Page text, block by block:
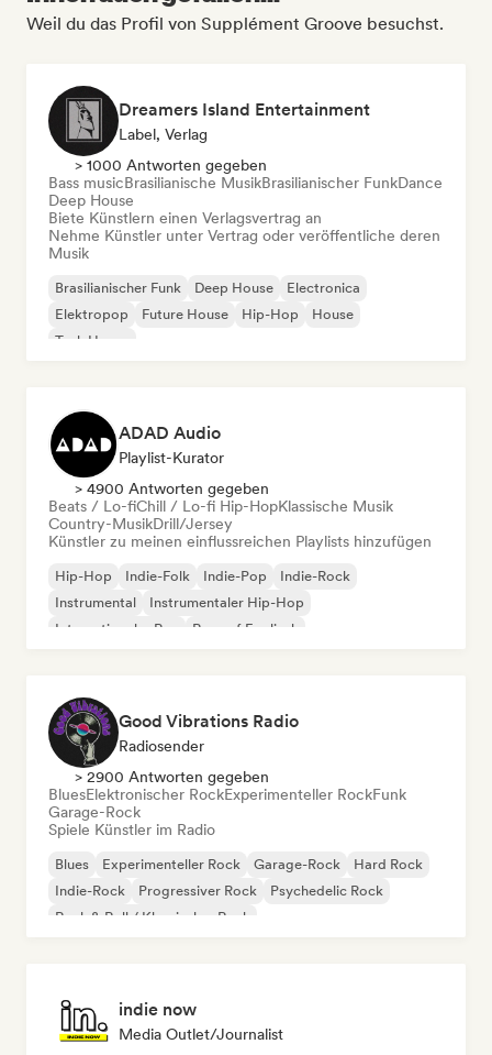
Weil du das Profil von Supplément Groove besuchst.
Dreamers Island Entertainment
Label, Verlag
> 1000 Antworten gegeben
Bass musicBrasilianische MusikBrasilianischer FunkDance
Deep House
Biete Künstlern einen Verlagsvertrag an
Nehme Künstler unter Vertrag oder veröffentliche deren
Musik
Brasilianischer Funk Deep House
Electronica
Elektropop
Future House Hip-Hop
House
Tech House
ADAD Audio
Playlist-Kurator
> 4900 Antworten gegeben
Beats / Lo-fiChill / Lo-fi Hip-HopKlassische Musik
Country-MusikDrill/Jersey
Künstler zu meinen einflussreichen Playlists hinzufügen
Hip-Hop Indie-Folk Indie-Pop
Indie-Rock
Instrumental
Instrumentaler Hip-Hop
Internationaler Rap
Rap auf Englisch
Good Vibrations Radio
Radiosender
> 2900 Antworten gegeben
BluesElektronischer RockExperimenteller RockFunk
Garage-Rock
Spiele Künstler im Radio
Blues Experimenteller Rock Garage-Rock
Hard Rock
Indie-Rock
Progressiver Rock
Psychedelic Rock
Rock & Roll / Klassischer Rock
indie now
Media Outlet/Journalist